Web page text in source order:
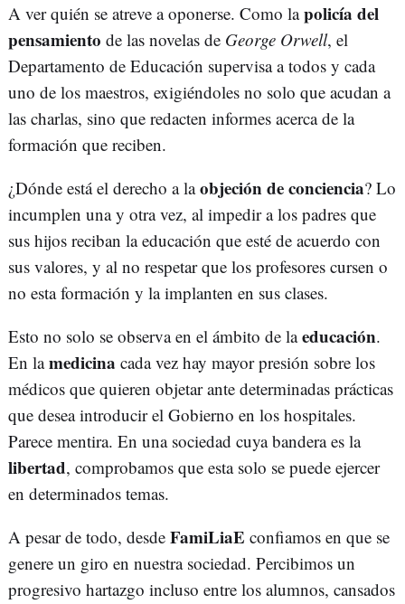
A ver quién se atreve a oponerse. Como lapolicía del
pensamiento de las novelas de George Orwell, el
Departamento de Educación supervisa a todos y cada
uno de los maestros, exigiéndoles no solo que acudan a
las charlas, sino que redacten informes acerca de la
formación que reciben.
¿Dónde está el derecho a laobjeción de conciencia? Lo
incumplen una y otra vez, al impedir a los padres que
sus hijos reciban la educación que esté de acuerdo con
sus valores, y al no respetar que los profesores cursen o
no esta formación y la implanten en sus clases.
Esto no solo se observa en el ámbito de laeducación.
En lamedicina cada vez hay mayor presión sobre los
médicos que quieren objetar ante determinadas prácticas
que desea introducir el Gobierno en los hospitales.
Parece mentira. En una sociedad cuya bandera es la
libertad, comprobamos que esta solo se puede ejercer
en determinados temas.
A pesar de todo, desde FamiLiaE confiamos en que se
genere un giro en nuestra sociedad. Percibimos un
progresivo hartazgo incluso entre los alumnos, cansados